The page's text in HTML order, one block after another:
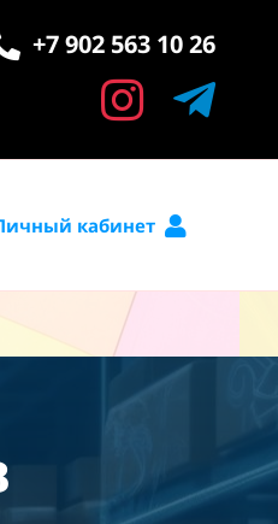
+7 902 563 10 26
кабинет